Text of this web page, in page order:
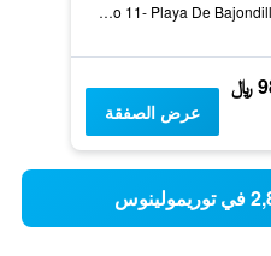
Paseo Maritimo 11- Playa De Bajondillo, توريمولينوس, منطقة أندلوسيا, أسبانيا
﷼
عرض الصفقة